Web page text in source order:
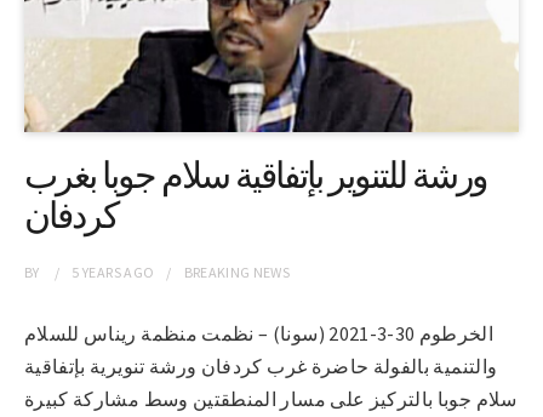
ورشة للتنوير بإتفاقية سلام جوبا بغرب
كردفان
BY 5 YEARSAGO BREAKING NEWS
الخرطوم 30-3-2021 (سونا) – نظمت منظمة ريناس للسلام
والتنمية بالفولة حاضرة غرب كردفان ورشة تنويرية بإتفاقية
سلام جوبا بالتركيز على مسار المنطقتين وسط مشاركة كبيرة